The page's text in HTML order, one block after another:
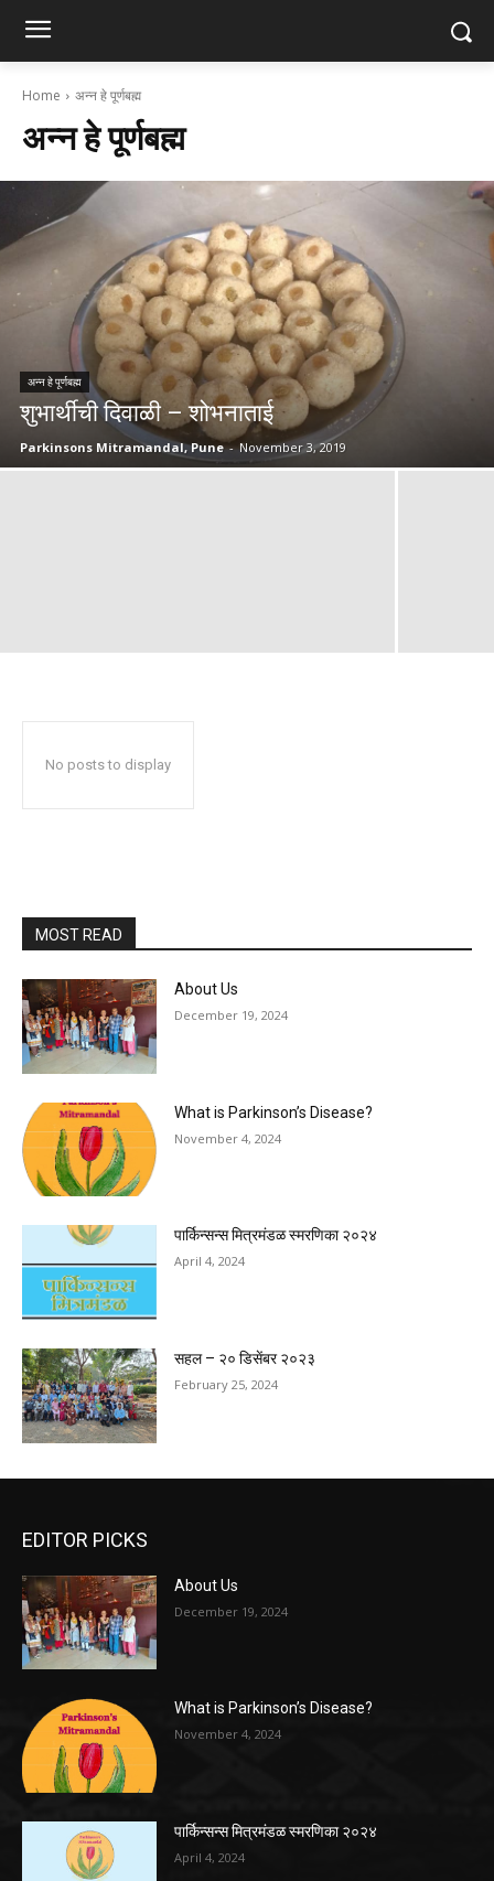
Home अन्न हे पूर्णबह्म
अन्न हे पूर्णबह्म
अन्न हे पूर्णबह्म
शुभार्थीची दिवाळी – शोभनाताई
Parkinsons Mitramandal, Pune - November 3, 2019
No posts to display
MOST READ
About Us
December 19, 2024
What is Parkinson’s Disease?
November 4, 2024
पार्किन्सन्स मित्रमंडळ स्मरणिका २०२४
April 4, 2024
सहल – २० डिसेंबर २०२३
February 25, 2024
EDITOR PICKS
About Us
December 19, 2024
What is Parkinson’s Disease?
November 4, 2024
पार्किन्सन्स मित्रमंडळ स्मरणिका २०२४
April 4, 2024